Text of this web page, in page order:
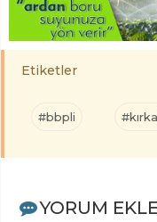
Etiketler
#bbpli
YORUM EKLE